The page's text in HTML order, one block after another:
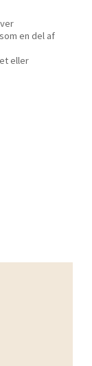
en del af
eller